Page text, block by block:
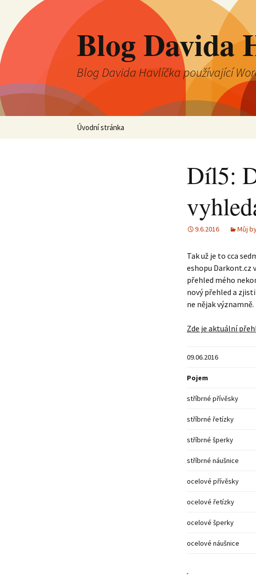
Blog Davida
Blog Davida Havlíčka používající
Přejít
Úvodní stránka
Díl5:
9.6.2016 Můj
Tak už je to cca
eshopu Darkont.cz
přehled mého
nový přehled a
ne nějak
Zde je aktuální
09.06.2016
Pojem
stříbrné přívěsky
stříbrné řetízky
stříbrné šperky
stříbrné náušnice
ocelové přívěsky
ocelové řetízky
ocelové šperky
ocelové náušnice